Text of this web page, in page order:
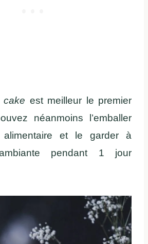
cake est meilleur le premier
néanmoins l’emballer
et le garder à
pendant 1 jour